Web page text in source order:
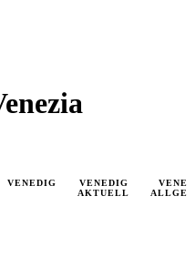
VENEDIG
VENEDIG
AKTUELL